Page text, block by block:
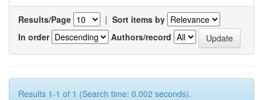
Results/Page | Sort items by
In order
Authors/record
Results 1-1 of 1 (Search time: 0.002 seconds).